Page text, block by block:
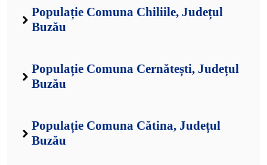
Populație Comuna Chiliile, Județul
Buzău
Populație Comuna Cernătești, Județul
Buzău
Populație Comuna Cătina, Județul
Buzău